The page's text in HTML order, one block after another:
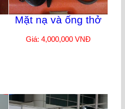
Mặt nạ và ống thở
Giá: 4,000,000 VNĐ